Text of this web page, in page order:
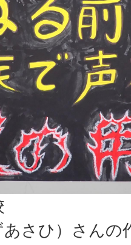
さひ）さんの